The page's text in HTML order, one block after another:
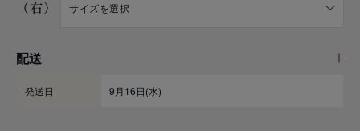
（右）
配送
発送日 9月16日(水)